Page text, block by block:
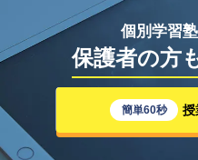
個別学習
保護者の方
簡単60秒 授